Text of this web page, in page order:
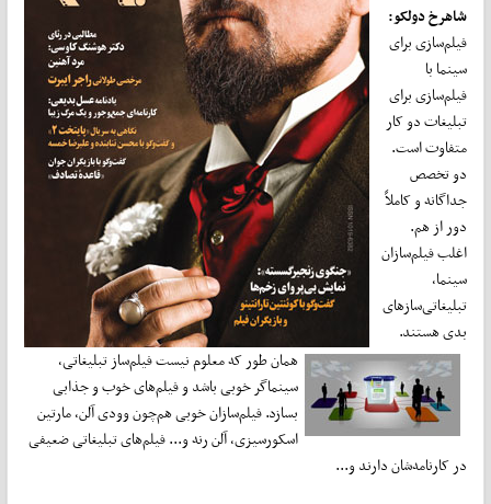
شاهرخ دولکو:
فیلم‌سازی برای
سینما با
فیلم‌سازی برای
تبلیغات دو کار
متفاوت است.
دو تخصص
جداگانه و کاملاً
دور از هم.
اغلب فیلم‌سازان
سینما،
تبلیغاتی‌سازهای
بدی هستند.
همان طور که معلوم نیست فیلم‌ساز تبلیغاتی،
سینماگر خوبی باشد و فیلم‌های خوب و جذابی
بسازد. فیلم‌سازان خوبی هم‌چون وودی آلن، مارتین
اسکورسیزی، آلن رنه و... فیلم‌های تبلیغاتی ضعیفی
در کارنامه‌شان دارند و...